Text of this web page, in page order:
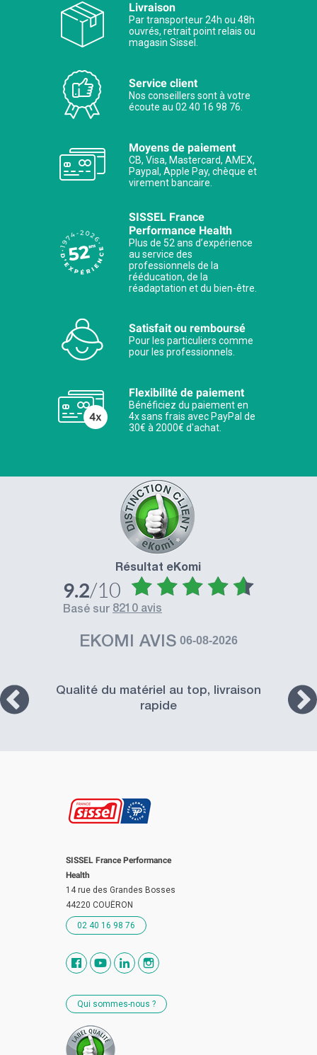
Livraison
Par transporteur 24h ou 48h
ouvrés, retrait point relais ou
magasin Sissel.
Service client
Nos conseillers sont à votre
écoute au 02 40 16 98 76.
Moyens de paiement
CB, Visa, Mastercard, AMEX,
Paypal, Apple Pay, chèque et
virement bancaire.
SISSEL France
Performance Health
Plus de 52 ans d’expérience
au service des
professionnels de la
rééducation, de la
réadaptation et du bien-être.
Satisfait ou remboursé
Pour les particuliers comme
pour les professionnels.
Flexibilité de paiement
Bénéficiez du paiement en
4x sans frais avec PayPal de
30€ à 2000€ d'achat.
Résultat eKomi
9.2/10
basé sur 8210 avis
EKOMI AVIS 06-08-2026
Qualité du matériel au top, livraison
rapide
SISSEL France Performance
Health
14 rue des Grandes Bosses
44220 COUËRON
02 40 16 98 76
Qui sommes-nous ?